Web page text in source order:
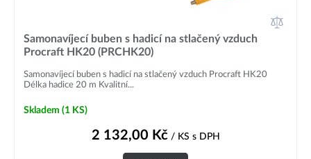
Samonavíjecí buben s hadicí na stlačený vzduch
Procraft HK20 (PRCHK20)
Samonavíjecí buben s hadicí na stlačený vzduch Procraft HK20
Délka hadice 20 m Kvalitní...
Skladem (1 KS)
2 132,00 Kč/ KS s DPH